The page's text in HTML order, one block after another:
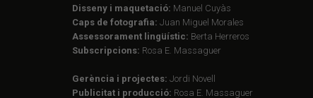
Disseny i maquetació: Manuel Cuyàs
Caps de fotografia: Juan Miguel Morales
Assessorament lingüístic: Berta Herreros
Subscripcions: Rosa E. Massaguer
Gerència i projectes: Jordi Novell
Publicitat i producció: Rosa E. Massaguer